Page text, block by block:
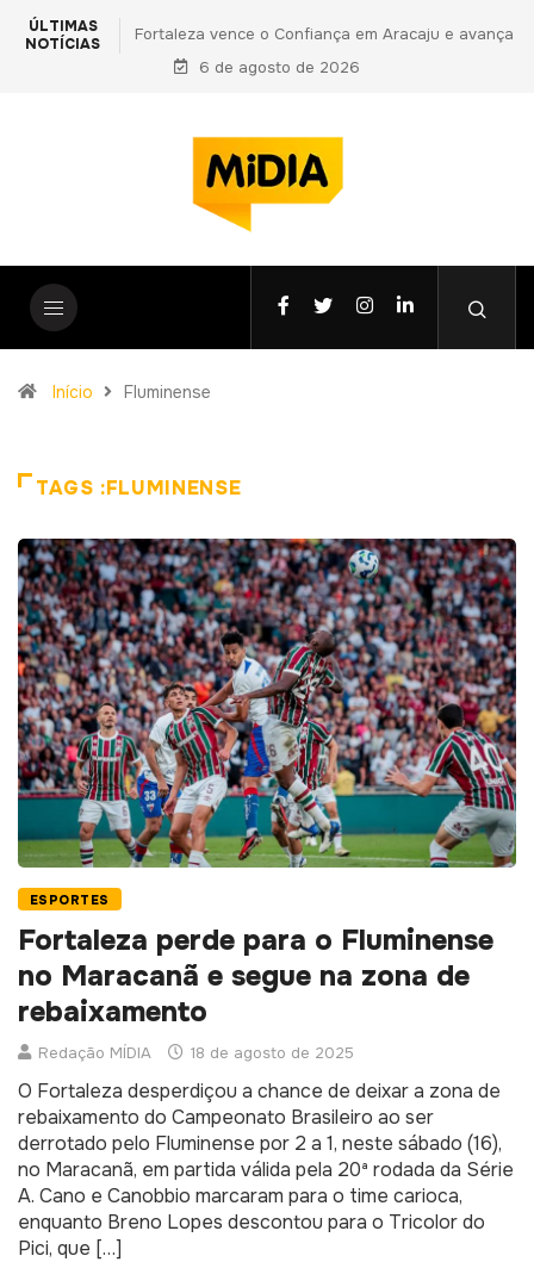
ÚLTIMAS
NOTÍCIASem Aracaju e avança
da Copa do Nordeste
PF prende primo de Daniel
vantagens indevidas a Ciro
6 de agosto de 2026
Início Fluminense
TAGS :FLUMINENSE
ESPORTES
Fortaleza perde para o Fluminense
no Maracanã e segue na zona de
rebaixamento
Redação MÍDIA 18 de agosto de 2025
O Fortaleza desperdiçou a chance de deixar a zona de
rebaixamento do Campeonato Brasileiro ao ser
derrotado pelo Fluminense por 2 a 1, neste sábado (16),
no Maracanã, em partida válida pela 20ª rodada da Série
A. Cano e Canobbio marcaram para o time carioca,
enquanto Breno Lopes descontou para o Tricolor do
Pici, que […]